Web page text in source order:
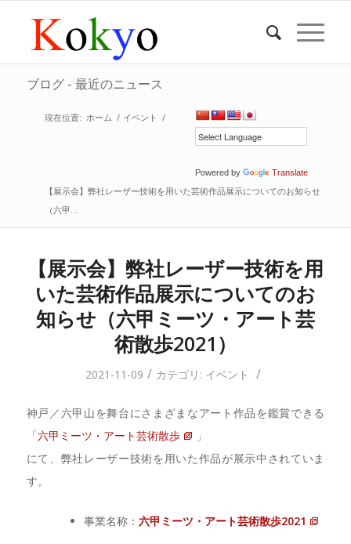
ブログ - 最近のニュース
Powered by Translate
現在位置: ホーム / イベント /
【展示会】弊社レーザー技術を用いた芸術作品展示についてのお知らせ
（六甲...
【展示会】弊社レーザー技術を用
いた芸術作品展示についてのお
知らせ（六甲ミーツ・アート芸
術散歩2021）
2021-11-09 / カテゴリ: イベント /
神戸／六甲山を舞台にさまざまなアート作品を鑑賞できる
「六甲ミーツ・アート芸術散歩
」
にて、弊社レーザー技術を用いた作品が展示中されていま
す。
事業名称： 六甲ミーツ・アート芸術散歩2021